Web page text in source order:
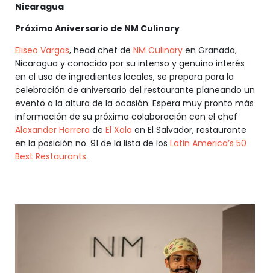
Nicaragua
Próximo Aniversario de NM Culinary
Eliseo Vargas, head chef de NM Culinary en Granada,
Nicaragua y conocido por su intenso y genuino interés
en el uso de ingredientes locales, se prepara para la
celebración de aniversario del restaurante planeando un
evento a la altura de la ocasión. Espera muy pronto más
información de su próxima colaboración con el chef
Alexander Herrera de El Xolo en El Salvador, restaurante
en la posición no. 91 de la lista de los Latin America’s 50
Best Restaurants.